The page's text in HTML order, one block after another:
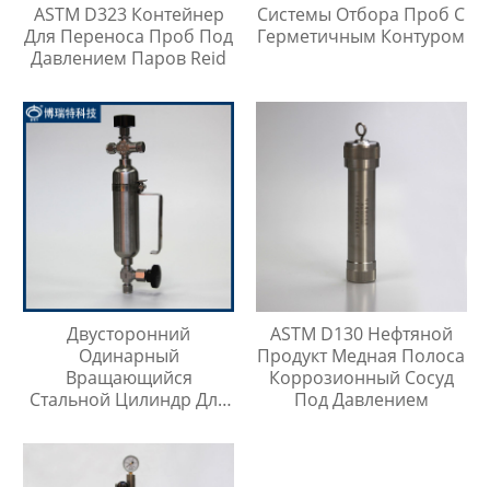
ASTM D323 Контейнер
Для Переноса Проб Под
Давлением Паров Reid
Системы Отбора Проб С
Герметичным Контуром
Двусторонний
Одинарный
Вращающийся
Стальной Цилиндр Для
ASTM D130 Нефтяной
Продукт Медная Полоса
Коррозионный Сосуд
Под Давлением